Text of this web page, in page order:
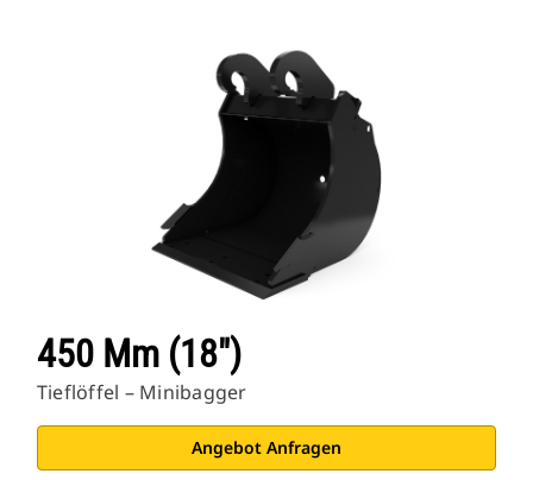
450 Mm (18")
Tieflöffel – Minibagger
Angebot Anfragen